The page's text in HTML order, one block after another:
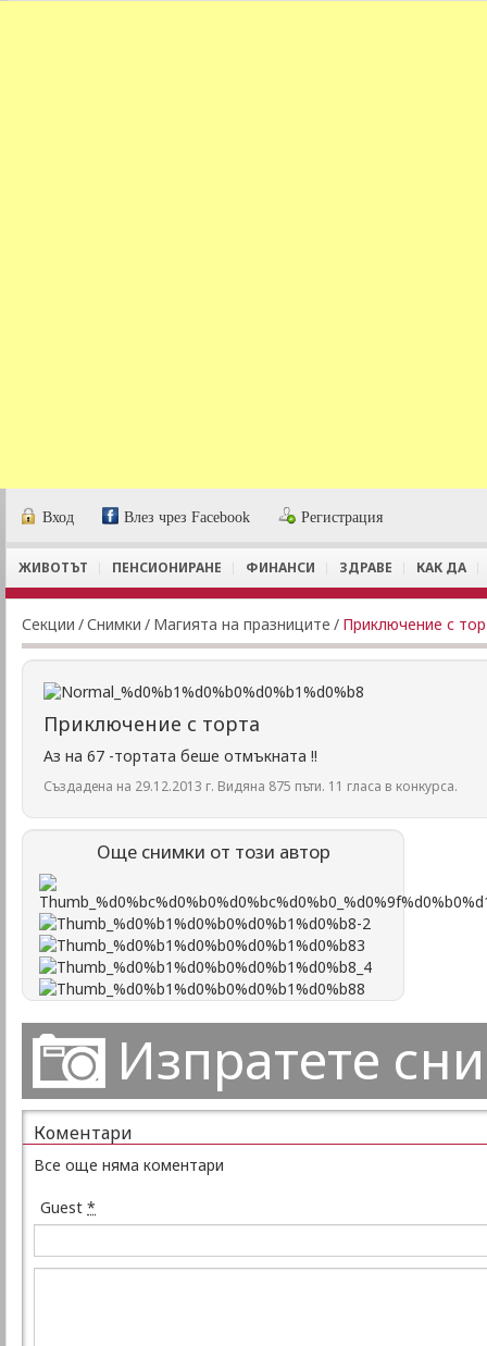
Вход Влез чрез Facebook Регистрация
ЖИВОТЪТ ПЕНСИОНИРАНЕ ФИНАНСИ ЗДРАВЕ КАК ДА
Секции /Снимки / Магията на празниците / Приключение с
Приключение с торта
Аз на 67 -тортата беше отмъкната !!
Създадена на 29.12.2013 г. Видяна 875 пъти. 11 гласа в конкурса.
Още снимки от този автор
Изпратете
Коментари
Все още няма коментари
Guest *